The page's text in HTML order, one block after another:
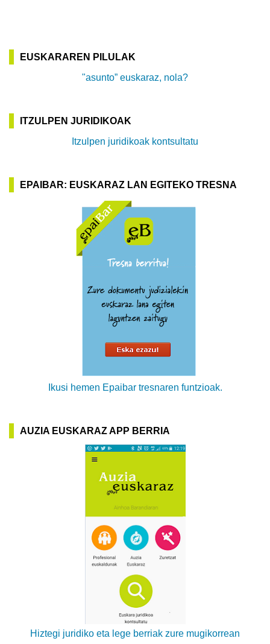
EUSKARAREN PILULAK
"asunto” euskaraz, nola?
ITZULPEN JURIDIKOAK
Itzulpen juridikoak kontsultatu
EPAIBAR: EUSKARAZ LAN EGITEKO TRESNA
Ikusi hemen Epaibar tresnaren funtzioak.
AUZIA EUSKARAZ APP BERRIA
Hiztegi juridiko eta lege berriak zure mugikorrean